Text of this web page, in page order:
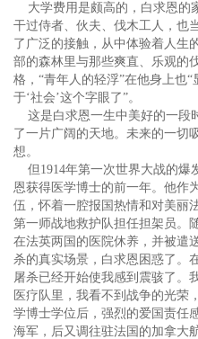
大学费用是颇高的，白求恩的
干过侍者、伙夫、伐木工人，也
了广泛的接触，从中体验着人生
部的森林里与那些爽直、乐观的
格，“青年人的轻浮”在他身上也
于‘社会’这个字眼了”。
这是白求恩一生中美好的一段
了一片广阔的天地。未来的一切
想。
但1914年第一次世界大战的爆
恩获得医学博士的前一年。他作
伍，怀着一腔报国热情和对美丽
第一师战地救护队担任担架员。
在法英两国的医院休养，并被遣
杀的真实场景，白求恩困惑了。
屠杀已经开始使我感到震骇了。
医疗队里，我看不到战争的光荣
学博士学位后，强烈的爱国责任
海军，后又调往驻法国的加拿大